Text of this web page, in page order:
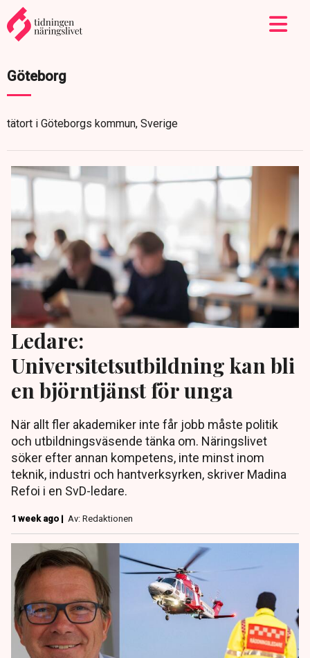
Göteborg
tätort i Göteborgs kommun, Sverige
Ledare:
Universitetsutbildning kan bli
en björntjänst för unga
När allt fler akademiker inte får jobb måste politik
och utbildningsväsende tänka om. Näringslivet
söker efter annan kompetens, inte minst inom
teknik, industri och hantverksyrken, skriver Madina
Refoi i en SvD-ledare.
1 week ago | Av: Redaktionen